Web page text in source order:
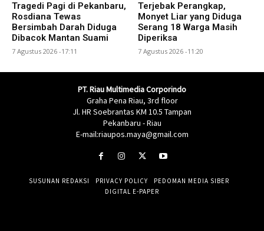
Tragedi Pagi di Pekanbaru,
Rosdiana Tewas
Bersimbah Darah Diduga
Dibacok Mantan Suami
7 Agustus 2026 -17:11
Terjebak Perangkap,
Monyet Liar yang Diduga
Serang 18 Warga Masih
Diperiksa
7 Agustus 2026 -11:20
PT. Riau Multimedia Corporindo
Graha Pena Riau, 3rd floor
Jl. HR Soebrantas KM 10.5 Tampan
Pekanbaru - Riau
E-mail:riaupos.maya@gmail.com
SUSUNAN REDAKSI PRIVACY POLICY
PEDOMAN MEDIA SIBER
DIGITAL E-PAPER